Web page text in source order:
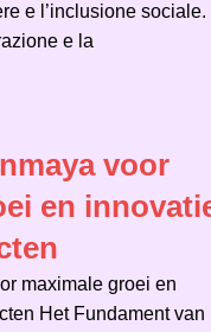
e l’inclusione sociale.
e la
voor
en
maximale groei en
Het Fundament van